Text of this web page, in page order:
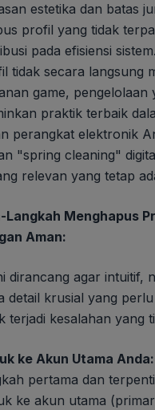
estetika dan batas
profil yang tidak
pada efisiensi
tidak secara langsung
game, pengelolaan
praktik terbaik
perangkat elektronik
"spring cleaning"
relevan yang tetap
Langkah Menghapus
Aman:
dirancang agar intuitif,
detail krusial yang
terjadi kesalahan yang
ke Akun Utama Anda:
pertama dan
ke akun utama